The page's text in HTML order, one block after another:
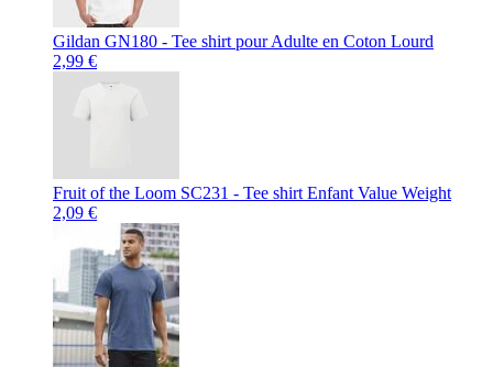
Gildan GN180 - Tee shirt pour Adulte en Coton Lourd
2,99 €
Fruit of the Loom SC231 - Tee shirt Enfant Value Weight
2,09 €